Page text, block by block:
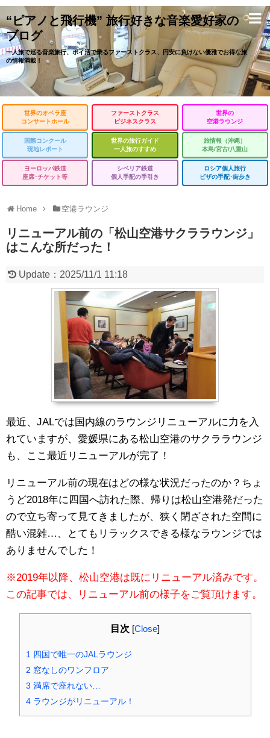
“ピアノと飛行機” 旅行好きな音楽愛好家の
ブログ
一人旅で巡る音楽旅行、ポイ活で乗るファーストクラス、円安に負けない優雅でお得な旅
の情報満載！
世界のオペラ座
コンサートホール
ファーストクラス
ビジネスクラス
世界の
空港ラウンジ
国際コンクール
現地レポート
世界の旅行ガイド
一人旅のすすめ
旅情報（沖縄）
本島/宮古/八重山
ヨーロッパ鉄道
座席･チケット等
シベリア鉄道
個人手配の手引き
ロシア個人旅行
ビザの手配･街歩き
Home 空港ラウンジ
リニューアル前の「松山空港サクララウンジ」
はこんな所だった！
Update： 2025/11/1 11:18
最近、JALでは国内線のラウンジリニューアルに力を入
れていますが、愛媛県にある松山空港のサクララウンジ
も、ここ最近リニューアルが完了！
リニューアル前の現在はどの様な状況だったのか？ちょ
うど2018年に四国へ訪れた際、帰りは松山空港発だった
ので立ち寄って見てきましたが、狭く閉ざされた空間に
酷い混雑…、とてもリラックスできる様なラウンジでは
ありませんでした！
※2019年以降、松山空港は既にリニューアル済みです。
この記事では、リニューアル前の様子をご覧頂けます。
目次 [Close]
1
四国で唯一のJALラウンジ
2 窓なしのワンフロア
3 満席で座れない…
4ラウンジがリニューアル！